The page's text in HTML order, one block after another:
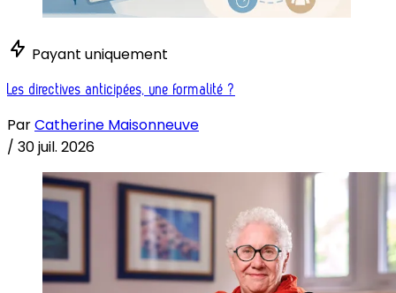
Payant uniquement
Les directives anticipées, une formalité ?
ParCatherine Maisonneuve
/ 30 juil. 2026